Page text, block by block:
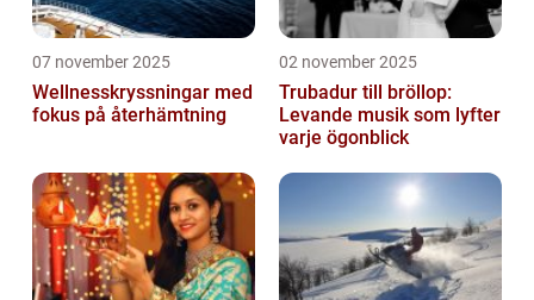
07 november 2025
Wellnesskryssningar med
fokus på återhämtning
02 november 2025
Trubadur till bröllop:
Levande musik som lyfter
varje ögonblick